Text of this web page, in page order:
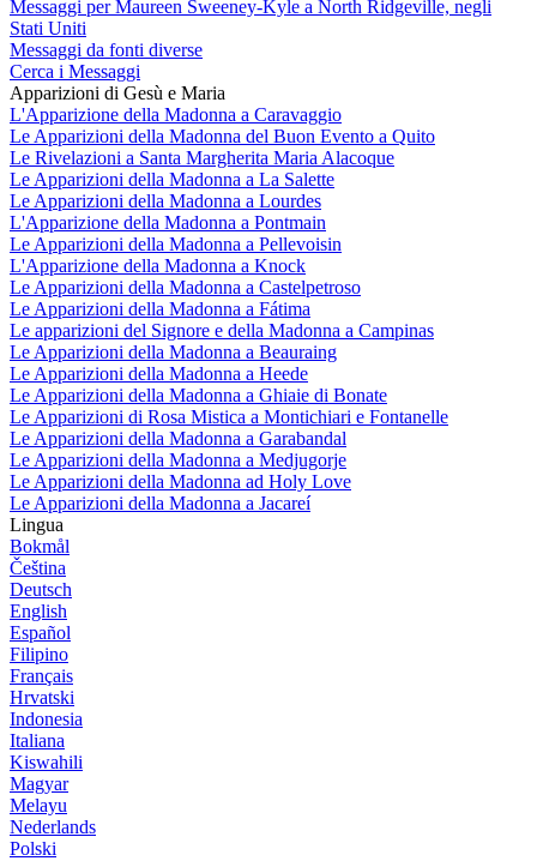
Messaggi per Maureen Sweeney-Kyle a North Ridgeville, negli
Stati Uniti
Messaggi da fonti diverse
Cerca i Messaggi
Apparizioni di Gesù e Maria
L'Apparizione della Madonna a Caravaggio
Le Apparizioni della Madonna del Buon Evento a Quito
Le Rivelazioni a Santa Margherita Maria Alacoque
Le Apparizioni della Madonna a La Salette
Le Apparizioni della Madonna a Lourdes
L'Apparizione della Madonna a Pontmain
Le Apparizioni della Madonna a Pellevoisin
L'Apparizione della Madonna a Knock
Le Apparizioni della Madonna a Castelpetroso
Le Apparizioni della Madonna a Fátima
Le apparizioni del Signore e della Madonna a Campinas
Le Apparizioni della Madonna a Beauraing
Le Apparizioni della Madonna a Heede
Le Apparizioni della Madonna a Ghiaie di Bonate
Le Apparizioni di Rosa Mistica a Montichiari e Fontanelle
Le Apparizioni della Madonna a Garabandal
Le Apparizioni della Madonna a Medjugorje
Le Apparizioni della Madonna ad Holy Love
Le Apparizioni della Madonna a Jacareí
Lingua
Bokmål
Čeština
Deutsch
English
Español
Filipino
Français
Hrvatski
Indonesia
Italiana
Kiswahili
Magyar
Melayu
Nederlands
Polski